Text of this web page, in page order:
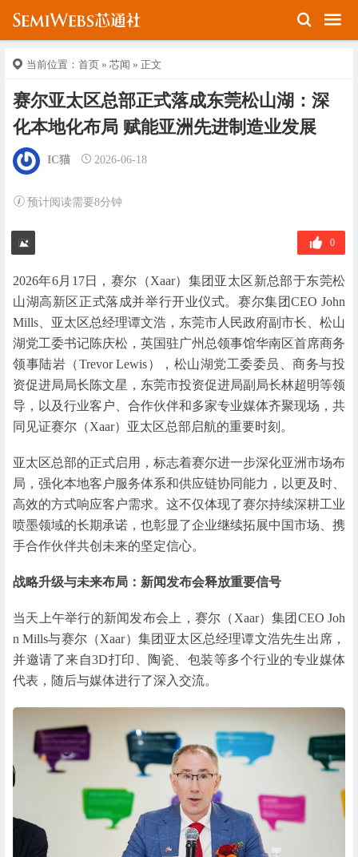
当前位置： 首页 » 芯闻 » 正文
赛尔亚太区总部正式落成东莞松山湖：深
化本地化布局 赋能亚洲先进制造业发展
IC猫 2026-06-18
预计阅读需要8分钟
0
2026年6月17日，赛尔（Xaar）集团亚太区新总部于东莞松
山湖高新区正式落成并举行开业仪式。赛尔集团CEO John
Mills、亚太区总经理谭文浩，东莞市人民政府副市长、松山
湖党工委书记陈庆松，英国驻广州总领事馆华南区首席商务
领事陆岩（Trevor Lewis），松山湖党工委委员、商务与投
资促进局局长陈文星，东莞市投资促进局副局长林超明等领
导，以及行业客户、合作伙伴和多家专业媒体齐聚现场，共
同见证赛尔（Xaar）亚太区总部启航的重要时刻。
亚太区总部的正式启用，标志着赛尔进一步深化亚洲市场布
局，强化本地客户服务体系和供应链协同能力，以更及时、
高效的方式响应客户需求。这不仅体现了赛尔持续深耕工业
喷墨领域的长期承诺，也彰显了企业继续拓展中国市场、携
手合作伙伴共创未来的坚定信心。
战略升级与未来布局：新闻发布会释放重要信号
当天上午举行的新闻发布会上，赛尔（Xaar）集团CEO Joh
n Mills与赛尔（Xaar）集团亚太区总经理谭文浩先生出席，
并邀请了来自3D打印、陶瓷、包装等多个行业的专业媒体
代表，随后与媒体进行了深入交流。